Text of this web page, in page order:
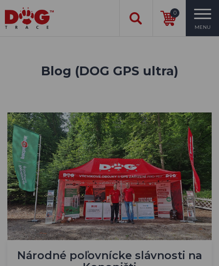
0
MENU
Blog (DOG GPS ultra)
Národné poľovnícke slávnosti na